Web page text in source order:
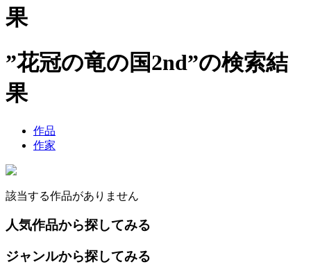
果
”花冠の竜の国2nd”の検索結
果
作品
作家
該当する作品がありません
人気作品から探してみる
ジャンルから探してみる